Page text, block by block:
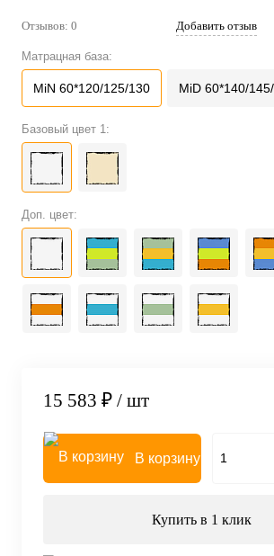
Отзывов: 0 Добавить отзыв
Матрацная база:
MiN 60*120/125/130 MiD 60*140/
Базовый цвет 1:
Доп. цвет:
15 583 ₽ / шт
В корзину
Купить в 1 клик